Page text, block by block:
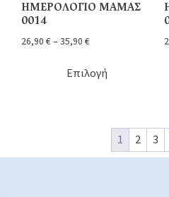
ΗΜΕΡΟΛΟΓΙΟ ΜΑΜΑΣ
0014
26,90 € – 35,90 €
Επιλογή
1 2 3